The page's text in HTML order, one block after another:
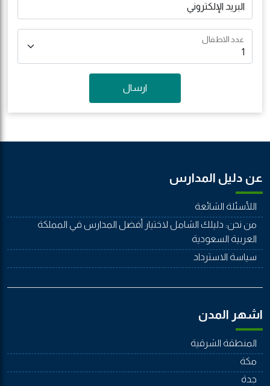
البريد الإلكتروني
عدد الاطفال
ارسال
عن دليل المدارس
اللأسئلة الشائعة
من نحن: دليلك الشامل لاختيار أفضل المدارس في المملكة
العربية السعودية
سياسة الاسترداد
اشهر المدن
المنطقة الشرقية
مكة
جدة